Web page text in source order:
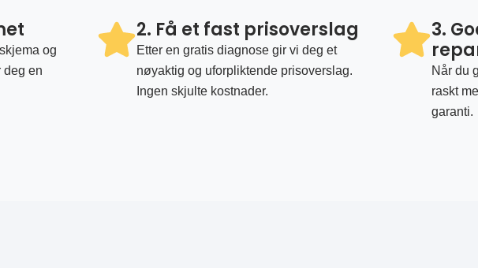
og
deg en
2. Få et fast prisoverslag
Etter en gratis diagnose gir vi deg et
nøyaktig og uforpliktende prisoverslag.
Ingen skjulte kostnader.
3.
Når du
raskt
garanti.